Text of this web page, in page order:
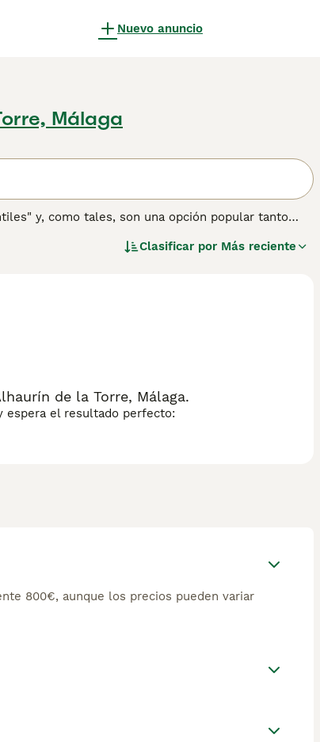
Nuevo anuncio
Málaga
y, como tales, son una opción popular tanto
hacia sus dueños coincide con la apariencia
sobre esta raza de perro.
Clasificar por Más reciente
de la Torre, Málaga.
espera el resultado perfecto:
800€, aunque los precios pueden variar